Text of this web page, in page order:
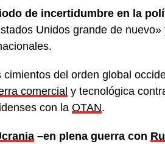
de incertidumbre en la
Unidos grande de
del orden global
comercial y tecnológica
con la OTAN.
–en plena guerra con